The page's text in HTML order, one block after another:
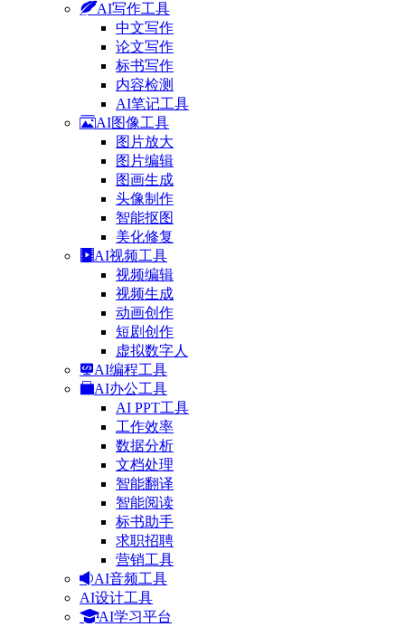
AI写作工具
中文写作
论文写作
标书写作
内容检测
AI笔记工具
AI图像工具
图片放大
图片编辑
图画生成
头像制作
智能抠图
美化修复
AI视频工具
视频编辑
视频生成
动画创作
短剧创作
虚拟数字人
AI编程工具
AI办公工具
AI PPT工具
工作效率
数据分析
文档处理
智能翻译
智能阅读
标书助手
求职招聘
营销工具
AI音频工具
AI设计工具
AI学习平台